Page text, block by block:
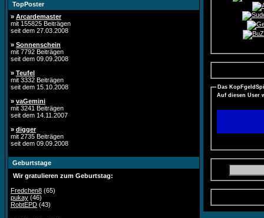
TopPoster
» Arcardemaster
mit 155825 Beiträgen
seit dem 27.03.2008
» Sonnenschein
mit 7792 Beiträgen
seit dem 09.09.2008
» Teufel
mit 3332 Beiträgen
seit dem 15.10.2008
» vaGemini
mit 3241 Beiträgen
seit dem 14.11.2007
» digger
mit 2735 Beiträgen
seit dem 09.09.2008
Geburtstage
Wir gratulieren zum Geburtstag:
Fredchen8 (65)
pukay (46)
RobtEPD (43)
Das
Auf diesen User